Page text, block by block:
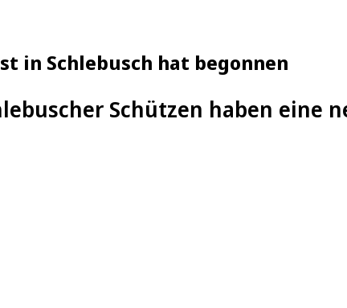
in Schlebusch hat begonnen
Schützen haben eine